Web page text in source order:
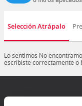
Selección Atrápalo
Lo sentimos No
escribiste correctamente o